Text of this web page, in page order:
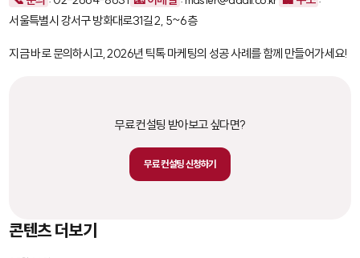
서울특별시 강서구 방화대로31길 2, 5~6층
지금 바로 문의하시고, 2026년 틱톡 마케팅의 성공 사례를 함께 만들어가세요!
무료 컨설팅 받아보고 싶다면?
무료 컨설팅 신청하기
콘텐츠 더보기